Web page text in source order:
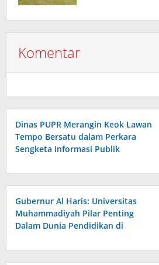
Komentar
Dinas PUPR Merangin Keok Lawan
Tempo Bersatu dalam Perkara
Sengketa Informasi Publik
Gubernur Al Haris: Universitas
Muhammadiyah Pilar Penting
Dalam Dunia Pendidikan di